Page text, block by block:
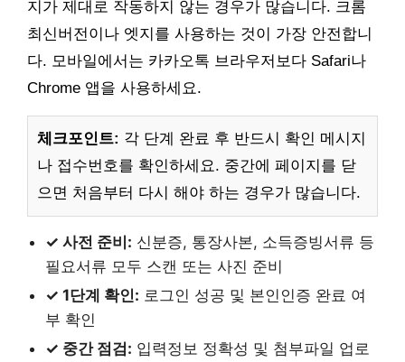
지가 제대로 작동하지 않는 경우가 많습니다. 크롬
최신버전이나 엣지를 사용하는 것이 가장 안전합니
다. 모바일에서는 카카오톡 브라우저보다 Safari나
Chrome 앱을 사용하세요.
체크포인트: 각 단계 완료 후 반드시 확인 메시지
나 접수번호를 확인하세요. 중간에 페이지를 닫
으면 처음부터 다시 해야 하는 경우가 많습니다.
✓ 사전 준비: 신분증, 통장사본, 소득증빙서류 등
필요서류 모두 스캔 또는 사진 준비
✓ 1단계 확인: 로그인 성공 및 본인인증 완료 여
부 확인
✓ 중간 점검: 입력정보 정확성 및 첨부파일 업로